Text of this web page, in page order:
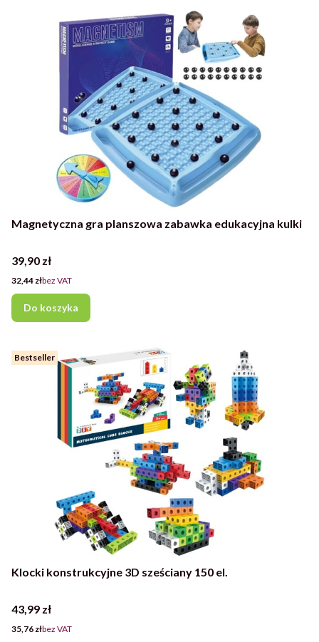
Magnetyczna gra planszowa zabawka edukacyjna kulki
Cena
39,90 zł
Cena
32,44 złbez VAT
Do koszyka
Bestseller
Klocki konstrukcyjne 3D sześciany 150 el.
Cena
43,99 zł
Cena
35,76 złbez VAT